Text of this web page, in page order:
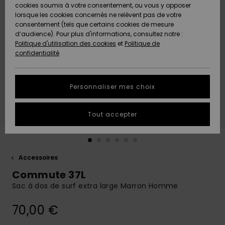
Nouveautés
A
Découvrir
Nouveautés
A
Découvrir
A
Découvrir
Communauté
AIDE &
CONTACT
Freedom
Protection
des
tailles
conversation
plus rapide
à votre
MAGASINS
QUIKSILVER
Accessoires
Commute 37L
Sac à dos de surf extra large Marron Homme
70,00 €
cookies soumis à votre consentement, ou vous y opposer
lorsque les cookies concernés ne relèvent pas de votre
consentement (tels que certains cookies de mesure
d’audience). Pour plus d'informations, consultez notre :
Politique d'utilisation des cookies et Politique de
confidentialité
Personnaliser mes choix
Tout accepter